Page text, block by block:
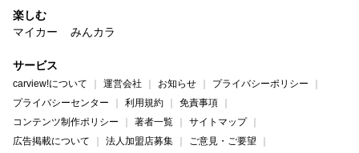
楽しむ
マイカー
みんカラ
サービス
carview!について 運営会社 お知らせ
プライバシーポリシー
プライバシーセンター
利用規約
免責事項
コンテンツ制作ポリシー
著者一覧
サイトマップ
広告掲載について
法人加盟店募集
ご意見・ご要望